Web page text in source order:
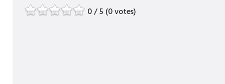
0 / 5 (0 votes)